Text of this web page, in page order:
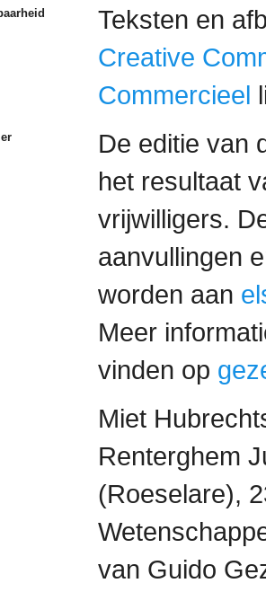
Teksten en
Creative
Commercieel
De editie van
het resultaat
vrijwilligers.
aanvullingen
worden aan
Meer
vinden op
Miet
Renterghem
(Roeselare),
van Guido